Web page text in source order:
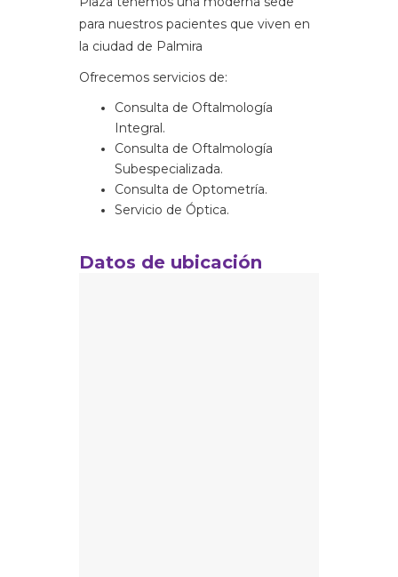
para nuestros pacientes que viven en
la ciudad de Palmira
Ofrecemos servicios de:
Consulta de Oftalmología
Integral.
Consulta de Oftalmología
Subespecializada.
Consulta de Optometría.
Servicio de Óptica.
Datos de ubicación